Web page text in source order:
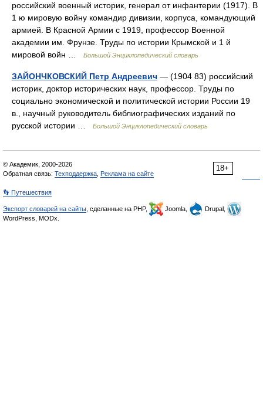
российский военный историк, генерал от инфантерии (1917). В
1 ю мировую войну командир дивизии, корпуса, командующий
армией. В Красной Армии с 1919, профессор Военной
академии им. Фрунзе. Труды по истории Крымской и 1 й
мировой войн …
Большой Энциклопедический словарь
ЗАЙОНЧКОВСКИЙ Петр Андреевич — (1904 83) российский
историк, доктор исторических наук, профессор. Труды по
социально экономической и политической истории России 19
в., научный руководитель библиографических изданий по
русской истории …
Большой Энциклопедический словарь
18+
© Академик, 2000-2026
Обратная связь: Техподдержка Реклама на сайте
👣 Путешествия
Экспорт словарей на сайты , сделанные на PHP, Joomla,
Drupal,
WordPress, MODx.